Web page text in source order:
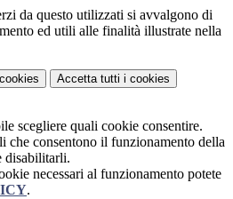
da questo utilizzati si avvalgono di
ed utili alle finalità illustrate nella
Accetta tutti i cookies
scegliere quali cookie consentire.
che consentono il funzionamento della
disabilitarli.
necessari al funzionamento potete
.